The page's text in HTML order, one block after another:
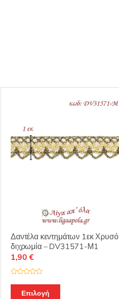
Δαντέλα κεντημάτων 1εκ Χρυσό
διχρωμία – DV31571-Μ1
α
1,90 €
Επιλογή